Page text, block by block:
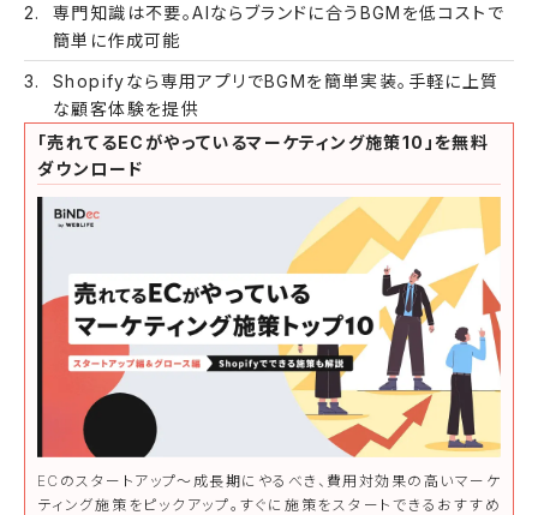
専門知識は不要。AIならブランドに合うBGMを低コストで
簡単に作成可能
Shopifyなら専用アプリでBGMを簡単実装。手軽に上質
な顧客体験を提供
「売れてるECがやっているマーケティング施策10」を無料
ダウンロード
ECのスタートアップ〜成長期にやるべき、費用対効果の高いマーケ
ティング施策をピックアップ。すぐに施策をスタートできるおすすめ